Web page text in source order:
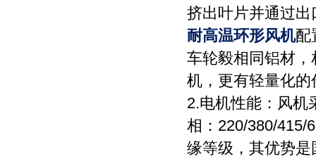
挤出叶片并通过
耐高温环形风机配
车轮毅相同铝材
机，更有轻量化的
2.电机性能：风机
相：220/380/415/
缘等级，其优势